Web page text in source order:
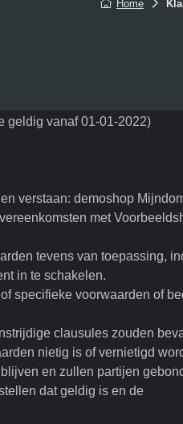
Home
geldig vanaf 01-01-2022)
verstaan: demoshop
met
tevens van toepassing,
in te schakelen.
specifieke voorwaarden of
clausules zouden
nietig is of vernietigd
en zullen partijen
dat geldig is en de